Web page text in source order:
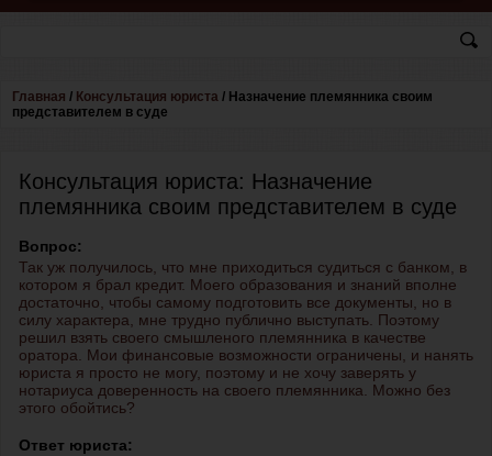
Главная / Консультация юриста / Назначение племянника своим
представителем в суде
Консультация юриста: Назначение
племянника своим представителем в суде
Вопрос:
Так уж получилось, что мне приходиться судиться с банком, в
котором я брал кредит. Моего образования и знаний вполне
достаточно, чтобы самому подготовить все документы, но в
силу характера, мне трудно публично выступать. Поэтому
решил взять своего смышленого племянника в качестве
оратора. Мои финансовые возможности ограничены, и нанять
юриста я просто не могу, поэтому и не хочу заверять у
нотариуса доверенность на своего племянника. Можно без
этого обойтись?
Ответ юриста: